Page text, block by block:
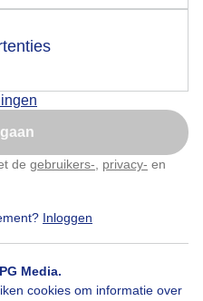
de gebruikers- privacy- en
Inloggen
Media.
cookies om informatie over
11-05-2025, 86x bekeken
de popup
later
te passen